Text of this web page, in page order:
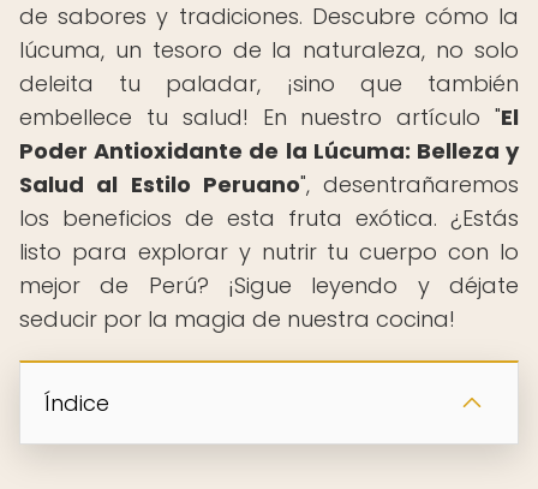
de sabores y tradiciones. Descubre cómo la
lúcuma, un tesoro de la naturaleza, no solo
deleita tu paladar, ¡sino que también
embellece tu salud! En nuestro artículo "El
Poder Antioxidante de la Lúcuma: Belleza y
Salud al Estilo Peruano", desentrañaremos
los beneficios de esta fruta exótica. ¿Estás
listo para explorar y nutrir tu cuerpo con lo
mejor de Perú? ¡Sigue leyendo y déjate
seducir por la magia de nuestra cocina!
Índice